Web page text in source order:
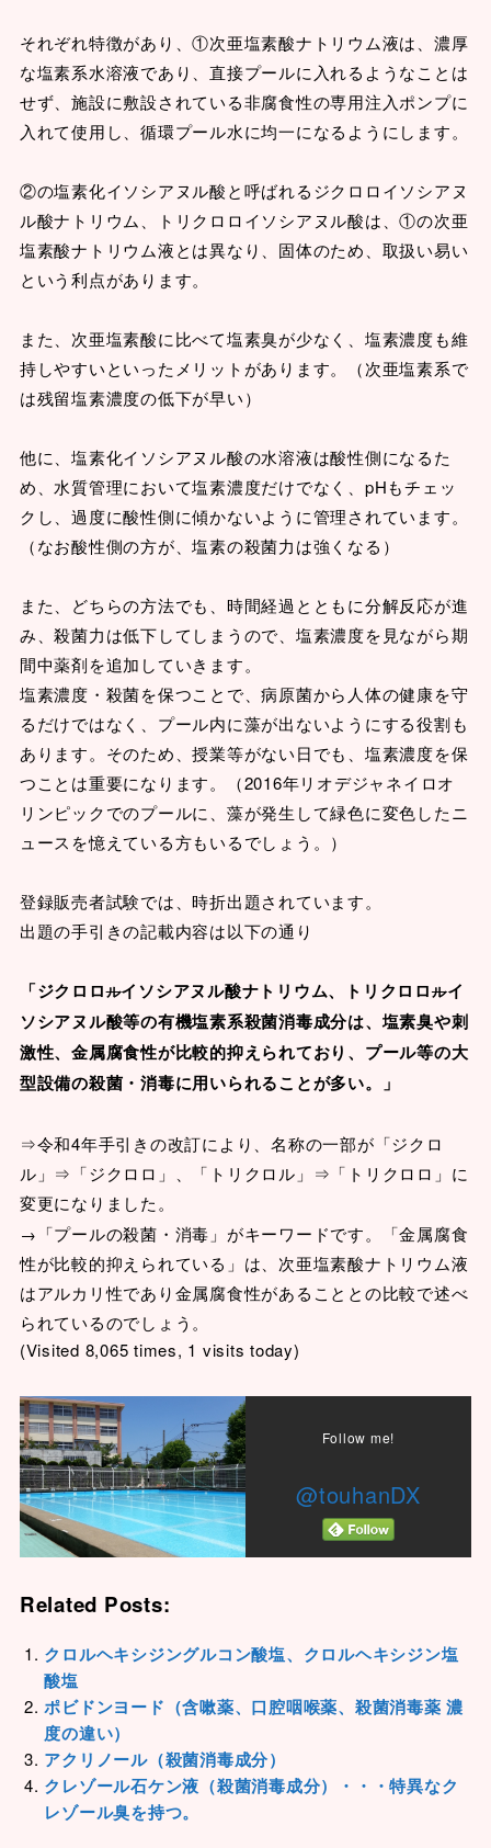
それぞれ特徴があり、①次亜塩素酸ナトリウム液は、濃厚
な塩素系水溶液であり、直接プールに入れるようなことは
せず、施設に敷設されている非腐食性の専用注入ポンプに
入れて使用し、循環プール水に均一になるようにします。
②の塩素化イソシアヌル酸と呼ばれるジクロロイソシアヌ
ル酸ナトリウム、トリクロロイソシアヌル酸は、①の次亜
塩素酸ナトリウム液とは異なり、固体のため、取扱い易い
という利点があります。
また、次亜塩素酸に比べて塩素臭が少なく、塩素濃度も維
持しやすいといったメリットがあります。（次亜塩素系で
は残留塩素濃度の低下が早い）
他に、塩素化イソシアヌル酸の水溶液は酸性側になるた
め、水質管理において塩素濃度だけでなく、pHもチェッ
クし、過度に酸性側に傾かないように管理されています。
（なお酸性側の方が、塩素の殺菌力は強くなる）
また、どちらの方法でも、時間経過とともに分解反応が進
み、殺菌力は低下してしまうので、塩素濃度を見ながら期
間中薬剤を追加していきます。
塩素濃度・殺菌を保つことで、病原菌から人体の健康を守
るだけではなく、プール内に藻が出ないようにする役割も
あります。そのため、授業等がない日でも、塩素濃度を保
つことは重要になります。（2016年リオデジャネイロオ
リンピックでのプールに、藻が発生して緑色に変色したニ
ュースを憶えている方もいるでしょう。）
登録販売者試験では、時折出題されています。
出題の手引きの記載内容は以下の通り
「ジクロロルイソシアヌル酸ナトリウム、トリクロロルイ
ソシアヌル酸等の有機塩素系殺菌消毒成分は、塩素臭や刺
激性、金属腐食性が比較的抑えられており、プール等の大
型設備の殺菌・消毒に用いられることが多い。」
⇒令和4年手引きの改訂により、名称の一部が「ジクロ
ル」⇒「ジクロロ」、「トリクロル」⇒「トリクロロ」に
変更になりました。
→「プールの殺菌・消毒」がキーワードです。「金属腐食
性が比較的抑えられている」は、次亜塩素酸ナトリウム液
はアルカリ性であり金属腐食性があることとの比較で述べ
られているのでしょう。
(Visited 8,065 times, 1 visits today)
Follow me!
@touhanDX
Related Posts:
クロルヘキシジングルコン酸塩、クロルヘキシジン塩
酸塩
ポビドンヨード（含嗽薬、口腔咽喉薬、殺菌消毒薬 濃
度の違い）
アクリノール（殺菌消毒成分）
クレゾール石ケン液（殺菌消毒成分）・・・特異なク
レゾール臭を持つ。